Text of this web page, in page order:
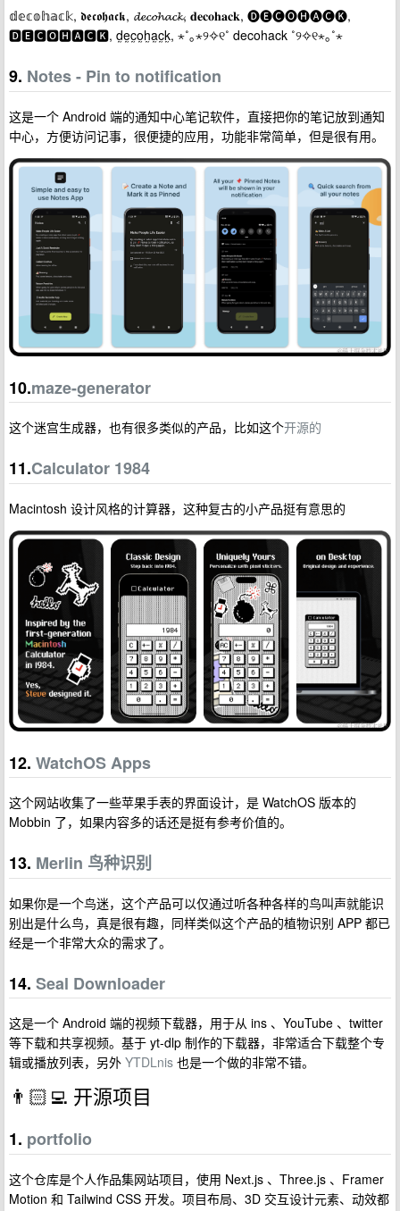
𝕕𝕖𝕔𝕠𝕙𝕒𝕔𝕜, 𝖉𝖊𝖈𝖔𝖍𝖆𝖈𝖐, 𝓭𝓮𝓬𝓸𝓱𝓪𝓬𝓴, 𝐝𝐞𝐜𝐨𝐡𝐚𝐜𝐤, 🅓🅔🅒🅞🅗🅐🅒🅚,
🅳🅴🅲🅾🅷🅰🅲🅺, d̰ḛc̰o̰h̰a̰c̰k̰, ⋆˚｡⋆୨✧୧˚ decohack ˚୨✧୧⋆｡˚⋆
9. Notes - Pin to notification
这是一个 Android 端的通知中心笔记软件，直接把你的笔记放到通知
中心，方便访问记事，很便捷的应用，功能非常简单，但是很有用。
10.maze-generator
这个迷宫生成器，也有很多类似的产品，比如这个开源的
11.Calculator 1984
Macintosh 设计风格的计算器，这种复古的小产品挺有意思的
12. WatchOS Apps
这个网站收集了一些苹果手表的界面设计，是 WatchOS 版本的
Mobbin 了，如果内容多的话还是挺有参考价值的。
13. Merlin 鸟种识别
如果你是一个鸟迷，这个产品可以仅通过听各种各样的鸟叫声就能识
别出是什么鸟，真是很有趣，同样类似这个产品的植物识别 APP 都已
经是一个非常大众的需求了。
14. Seal Downloader
这是一个 Android 端的视频下载器，用于从 ins 、YouTube 、twitter
等下载和共享视频。基于 yt-dlp 制作的下载器，非常适合下载整个专
辑或播放列表，另外 YTDLnis 也是一个做的非常不错。
👨🏻‍💻 开源项目
1. portfolio
这个仓库是个人作品集网站项目，使用 Next.js 、Three.js 、Framer
Motion 和 Tailwind CSS 开发。项目布局、3D 交互设计元素、动效都